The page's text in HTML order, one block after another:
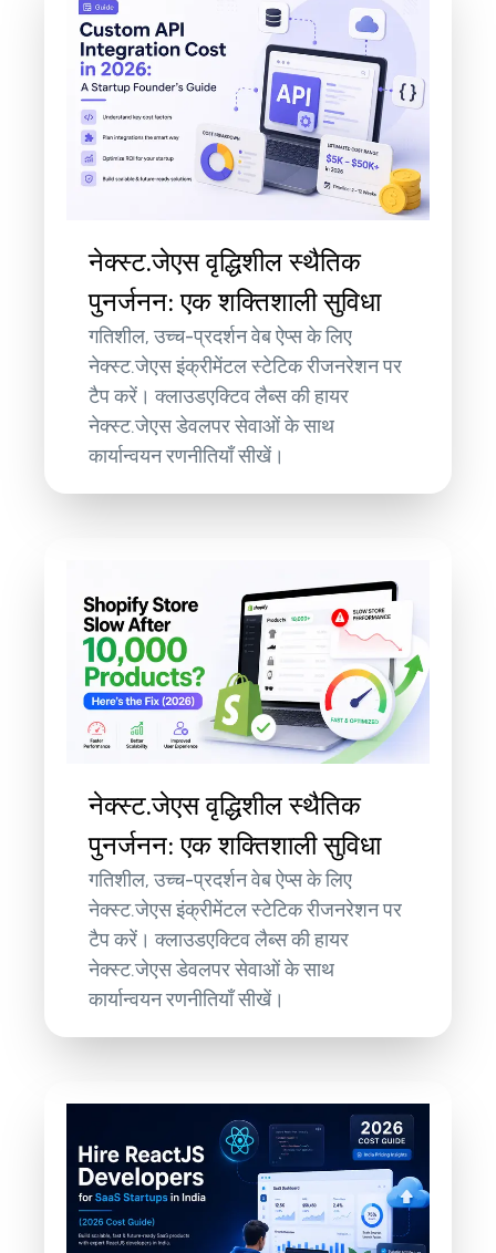
नेक्स्ट.जेएस वृद्धिशील स्थैतिक
पुनर्जनन: एक शक्तिशाली सुविधा
गतिशील, उच्च-प्रदर्शन वेब ऐप्स के लिए
नेक्स्ट.जेएस इंक्रीमेंटल स्टेटिक रीजनरेशन पर
टैप करें। क्लाउडएक्टिव लैब्स की हायर
नेक्स्ट.जेएस डेवलपर सेवाओं के साथ
कार्यान्वयन रणनीतियाँ सीखें।
नेक्स्ट.जेएस वृद्धिशील स्थैतिक
पुनर्जनन: एक शक्तिशाली सुविधा
गतिशील, उच्च-प्रदर्शन वेब ऐप्स के लिए
नेक्स्ट.जेएस इंक्रीमेंटल स्टेटिक रीजनरेशन पर
टैप करें। क्लाउडएक्टिव लैब्स की हायर
नेक्स्ट.जेएस डेवलपर सेवाओं के साथ
कार्यान्वयन रणनीतियाँ सीखें।